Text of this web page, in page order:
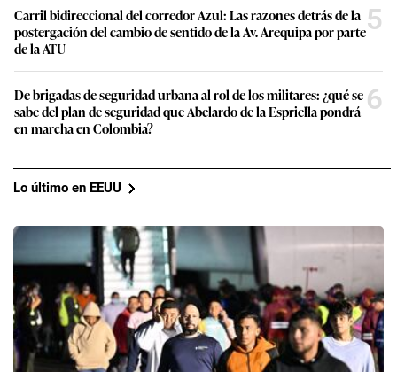
Carril bidireccional del corredor Azul: Las razones detrás de la
postergación del cambio de sentido de la Av. Arequipa por parte
de la ATU
5
De brigadas de seguridad urbana al rol de los militares: ¿qué se
sabe del plan de seguridad que Abelardo de la Espriella pondrá
en marcha en Colombia?
6
Lo último en EEUU